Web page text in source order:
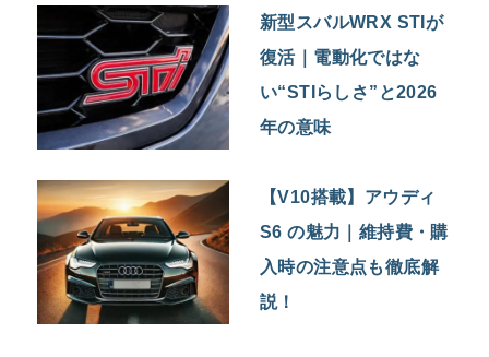
新型スバルWRX STIが
復活｜電動化ではな
い“STIらしさ”と2026
年の意味
【V10搭載】アウディ
S6 の魅力｜維持費・購
入時の注意点も徹底解
説！